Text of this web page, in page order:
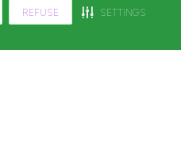
REFUSE SETTINGS